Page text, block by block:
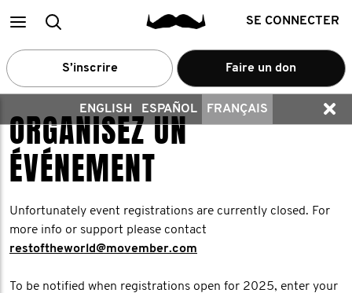
MainRecherche SE CONNECTER
S’inscrire Faire un don
ENGLISH ESPAÑOL FRANÇAIS
ORGANISEZ UN
ÉVÉNEMENT
Unfortunately event registrations are currently closed. For
more info or support please contact
restoftheworld@movember.com
To be notified when registrations open for 2025, enter your